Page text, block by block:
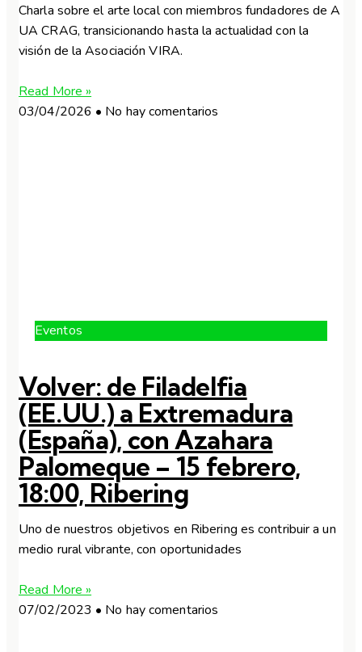
Charla sobre el arte local con miembros fundadores de A
UA CRAG, transicionando hasta la actualidad con la
visión de la Asociación VIRA.
Read More »
03/04/2026
No hay comentarios
Eventos
Volver: de Filadelfia
(EE.UU.) a Extremadura
(España), con Azahara
Palomeque – 15 febrero,
18:00, Ribering
Uno de nuestros objetivos en Ribering es contribuir a un
medio rural vibrante, con oportunidades
Read More »
07/02/2023
No hay comentarios